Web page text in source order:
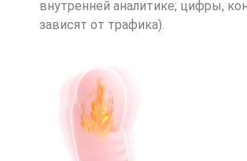
внутренней аналитике; цифры,
зависят от трафика).